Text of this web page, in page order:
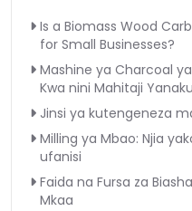
Is a Biomass Wood
for Small Businesses?
Mashine ya Charcoal
Kwa nini Mahitaji
Jinsi ya kutengeneza
Milling ya Mbao: Njia
ufanisi
Faida na Fursa za
Mkaa